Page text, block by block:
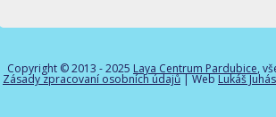
Copyright © 2013 - 2025 Laya Centrum Pardubice,
Zásady zpracovaní osobních údajů| WebLukáš